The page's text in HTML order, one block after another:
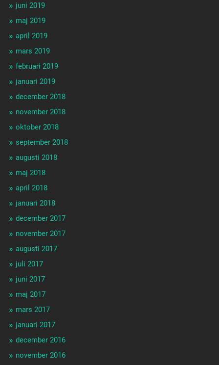
juni 2019
maj 2019
april 2019
mars 2019
februari 2019
januari 2019
december 2018
november 2018
oktober 2018
september 2018
augusti 2018
maj 2018
april 2018
januari 2018
december 2017
november 2017
augusti 2017
juli 2017
juni 2017
maj 2017
mars 2017
januari 2017
december 2016
november 2016